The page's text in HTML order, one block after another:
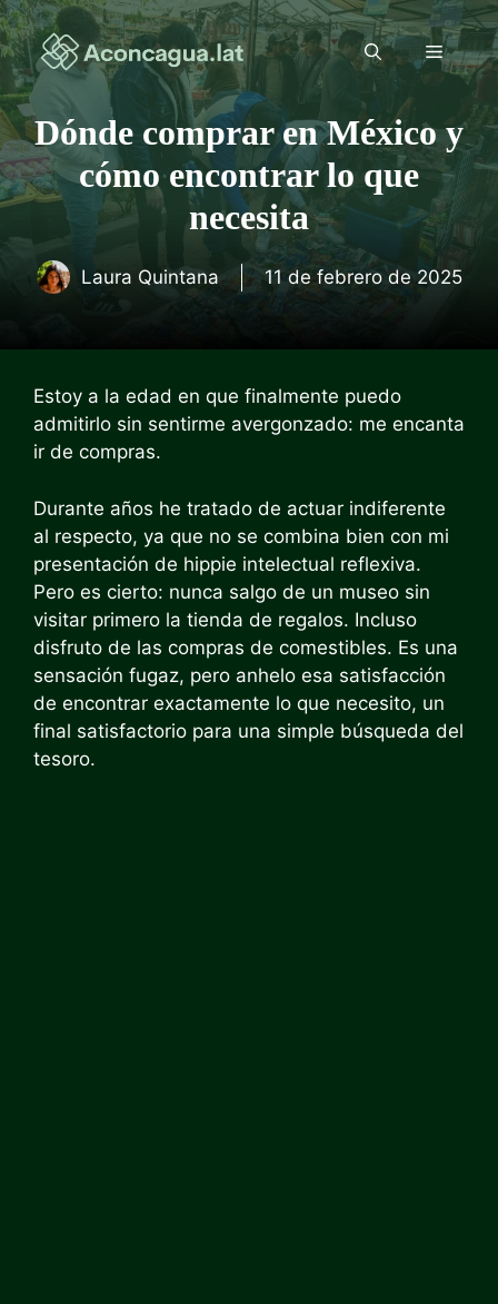
Saltar
al
contenido
Menú
Dónde comprar en México y
cómo encontrar lo que
necesita
Laura Quintana 11 de febrero de 2025
Estoy a la edad en que finalmente puedo
admitirlo sin sentirme avergonzado: me encanta
ir de compras.
Durante años he tratado de actuar indiferente
al respecto, ya que no se combina bien con mi
presentación de hippie intelectual reflexiva.
Pero es cierto: nunca salgo de un museo sin
visitar primero la tienda de regalos. Incluso
disfruto de las compras de comestibles. Es una
sensación fugaz, pero anhelo esa satisfacción
de encontrar exactamente lo que necesito, un
final satisfactorio para una simple búsqueda del
tesoro.